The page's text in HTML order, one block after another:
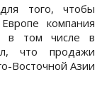
того, чтобы
компания
в том числе в
что продажи
Восточной Азии